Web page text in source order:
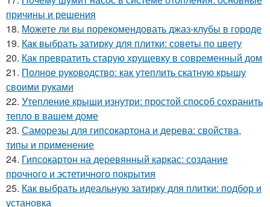
причины и решения
18. Можете ли вы порекомендовать джаз-клубы в городе
19. Как выбрать затирку для плитки: советы по цвету
20. Как превратить старую хрущевку в современный дом
21. Полное руководство: как утеплить скатную крышу
своими руками
22. Утепление крыши изнутри: простой способ сохранить
тепло в вашем доме
23. Саморезы для гипсокартона и дерева: свойства,
типы и применение
24. Гипсокартон на деревянный каркас: создание
прочного и эстетичного покрытия
25. Как выбрать идеальную затирку для плитки: подбор и
установка